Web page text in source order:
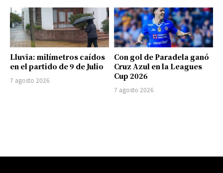
Lluvia: milímetros caídos
en el partido de 9 de Julio
7 agosto 2026
Con gol de Paradela ganó
Cruz Azul en la Leagues
Cup 2026
7 agosto 2026